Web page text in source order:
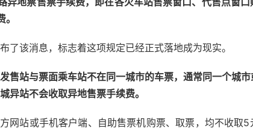
了该消息，标志着这项规定已经正式落地成为现实。
售站与票面乘车站不在同一城市的车票，通常同一个城
异站不会收取异地售票手续费。
网站或手机客户端、自助售票机购票、取票，均不收取